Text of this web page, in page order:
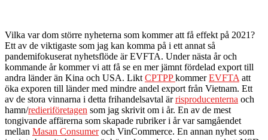
Vilka var dom större nyheterna som kommer att få effekt på 2021?
Ett av de viktigaste som jag kan komma på i ett annat så
pandemifokuserat nyhetsflöde är EVFTA. Under nästa år och
kommande år kommer vi att få se en mer jämnt fördelad export till
andra länder än Kina och USA. Likt CPTPPkommerEVFTA att
öka exporen till länder med mindre andel export från Vietnam. Ett
av de stora vinnarna i detta frihandelsavtal ärrisproducenterna och
hamn/redieriföretagen som jag skrivit om i år. En av de mest
tongivande affärerna som skapade rubriker i år var samgåendet
mellan Masan Consumeroch VinCommerce. En annan nyhet som